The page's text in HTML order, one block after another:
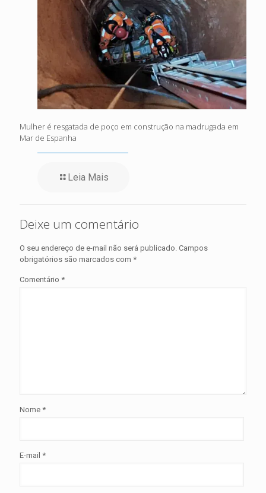
Mulher é resgatada de poço em construção na madrugada em
Mar de Espanha
Leia Mais
Deixe um comentário
O seu endereço de e-mail não será publicado. Campos
obrigatórios são marcados com *
Comentário *
Nome *
E-mail *